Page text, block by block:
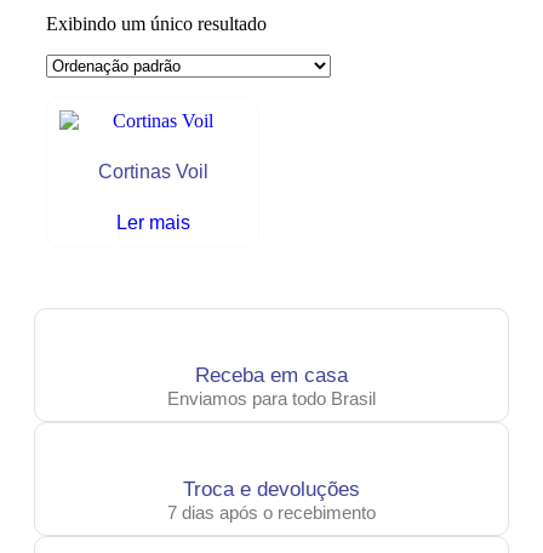
Exibindo um único resultado
Cortinas Voil
Ler mais
Receba em casa
Enviamos para todo Brasil
Troca e devoluções
7 dias após o recebimento